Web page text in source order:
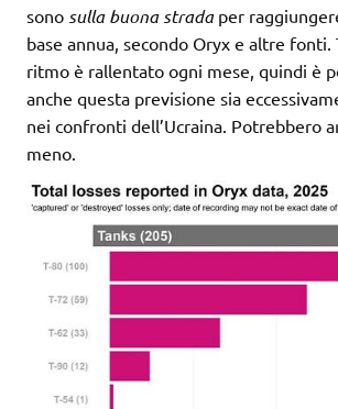
sono sulla buona strada per
base annua, secondo Oryx e altre
ritmo è rallentato ogni mese, quindi è
anche questa previsione sia
nei confronti dell’Ucraina. Potrebbero
meno.